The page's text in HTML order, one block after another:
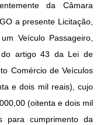
da Câmara
a presente Licitação,
Veículo Passageiro,
do artigo 43 da Lei de
Comércio de Veículos
e dois mil reais), cujo
(oitenta e dois mil
para cumprimento da